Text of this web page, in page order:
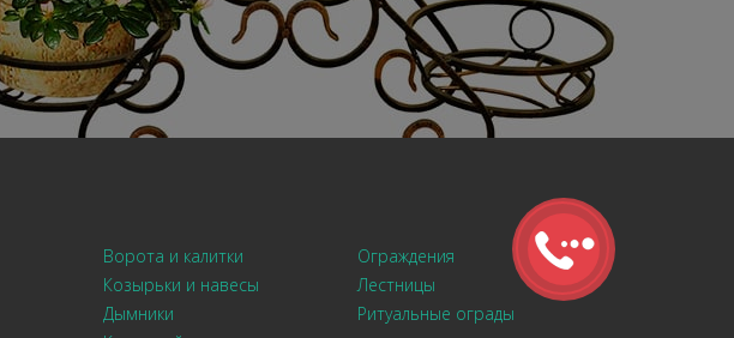
Ворота и калитки
Ограждения
Козырьки и навесы
Лестницы
Дымники
Ритуальные ограды